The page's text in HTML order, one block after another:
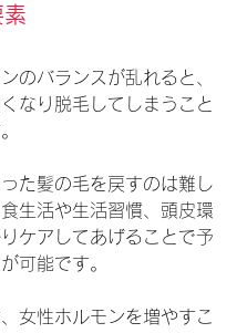
のバランスが乱れると、
なり脱毛してしまうこと
た髪の毛を戻すのは難し
生活や生活習慣、頭皮環
ケアしてあげることで予
可能です。
女性ホルモンを増やすこ